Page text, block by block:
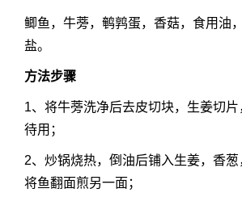
鲫鱼，牛蒡，鹌鹑蛋，香菇，食用油
盐。
方法步骤
1、将牛蒡洗净后去皮切块，生姜切
待用；
2、炒锅烧热，倒油后铺入生姜，香
将鱼翻面煎另一面；